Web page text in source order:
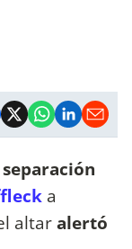
a
altaralertó